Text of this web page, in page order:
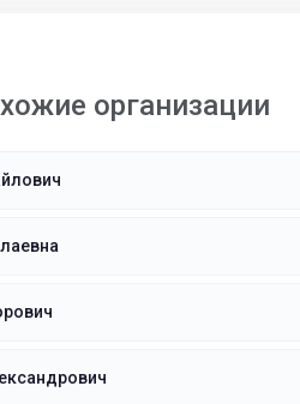
организации